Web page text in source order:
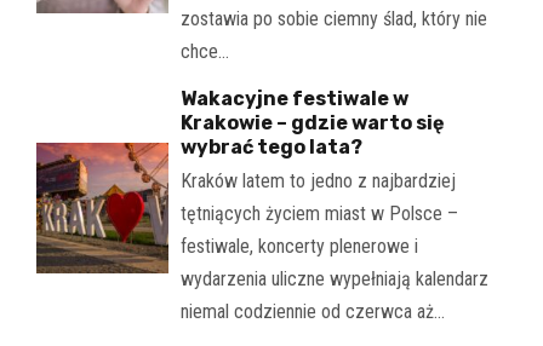
zostawia po sobie ciemny ślad, który nie
chce…
Wakacyjne festiwale w
Krakowie – gdzie warto się
wybrać tego lata?
Kraków latem to jedno z najbardziej
tętniących życiem miast w Polsce –
festiwale, koncerty plenerowe i
wydarzenia uliczne wypełniają kalendarz
niemal codziennie od czerwca aż…